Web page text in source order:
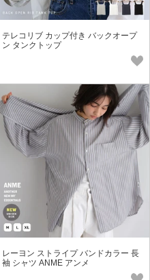
テレコリブ カップ付き バックオープ
ン タンクトップ
レーヨン ストライプ バンドカラー 長
袖 シャツ ANME アンメ